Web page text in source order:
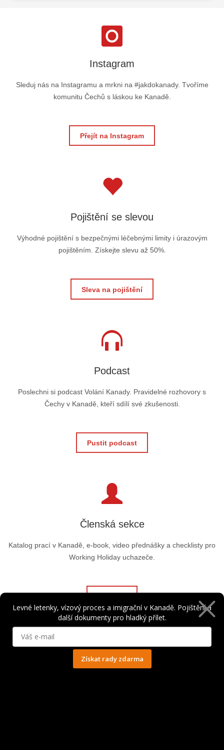
Instagram
Sleduj nás na Instagramu a mrkni na #jakdokanady. Tvoříme
komunitu Čechů s láskou ke Kanadě.
Přejít na Instagram
Pojištění se slevou
Výhodné pojištění s bezpečnými léčebnými limity i úrazovým
pojištěním. Získejte slevu až 50%.
Sleva na pojištění
Podcast
Poslechni si podcast Volání Kanady. Pravidelné rozhovory s
Čechy v Kanadě, kteří sdílí své zkušenosti.
Pustit podcast
Členská sekce
Katalog prací v Kanadě, e-book, video přednášky a checklisty pro
Working Holiday uchazeče.
Levné letenky, vízový proces a imigrační v Kanadě. Pojištění a
další dokumenty pro hladký přílet.
Získat rady zdarma